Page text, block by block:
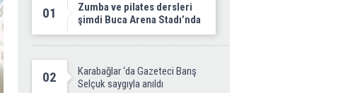
01
Zumba ve pilates dersleri
şimdi Buca Arena Stadı’nda
02
Karabağlar ‘da Gazeteci Barış
Selçuk saygıyla anıldı